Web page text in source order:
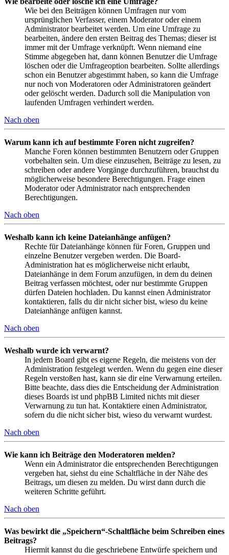
Wie bei den Beiträgen können Umfragen nur vom
ursprünglichen Verfasser, einem Moderator oder einem
Administrator bearbeitet werden. Um eine Umfrage zu
bearbeiten, ändere den ersten Beitrag des Themas; dieser ist
immer mit der Umfrage verknüpft. Wenn niemand eine
Stimme abgegeben hat, dann können Benutzer die Umfrage
löschen oder die Umfrageoption bearbeiten. Sollte allerdings
schon ein Benutzer abgestimmt haben, so kann die Umfrage
nur noch von Moderatoren oder Administratoren geändert
oder gelöscht werden. Dadurch soll die Manipulation von
laufenden Umfragen verhindert werden.
Nach oben
Warum kann ich auf bestimmte Foren nicht zugreifen?
Manche Foren können bestimmten Benutzern oder Gruppen
vorbehalten sein. Um diese einzusehen, Beiträge zu lesen, zu
schreiben oder andere Vorgänge durchzuführen, brauchst du
möglicherweise besondere Berechtigungen. Frage einen
Moderator oder Administrator nach entsprechenden
Berechtigungen.
Nach oben
Weshalb kann ich keine Dateianhänge anfügen?
Rechte für Dateianhänge können für Foren, Gruppen und
einzelne Benutzer vergeben werden. Die Board-
Administration hat es möglicherweise nicht erlaubt,
Dateianhänge in dem Forum anzufügen, in dem du deinen
Beitrag verfassen möchtest, oder nur bestimmte Gruppen
dürfen Dateien hochladen. Du kannst einen Administrator
kontaktieren, falls du dir nicht sicher bist, wieso du keine
Dateianhänge anfügen kannst.
Nach oben
Weshalb wurde ich verwarnt?
In jedem Board gibt es eigene Regeln, die meistens von der
Administration festgelegt werden. Wenn du gegen eine dieser
Regeln verstoßen hast, kann sie dir eine Verwarnung erteilen.
Bitte beachte, dass dies die Entscheidung der Administration
dieses Boards ist und phpBB Limited nichts mit dieser
Verwarnung zu tun hat. Kontaktiere einen Administrator,
sofern du die nicht sicher bist, wieso du verwarnt wurdest.
Nach oben
Wie kann ich Beiträge den Moderatoren melden?
Wenn ein Administrator die entsprechenden Berechtigungen
vergeben hat, siehst du eine Schaltfläche in der Nähe des
Beitrags, um diesen zu melden. Du wirst dann durch die
weiteren Schritte geführt.
Nach oben
Was bewirkt die „Speichern“-Schaltfläche beim Schreiben eines
Beitrags?
Hiermit kannst du die geschriebene Entwürfe speichern und